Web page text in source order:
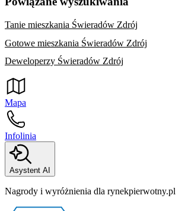
Tanie mieszkania Świeradów Zdrój
Gotowe mieszkania Świeradów Zdrój
Deweloperzy Świeradów Zdrój
Mapa
Infolinia
Asystent AI
Nagrody i wyróżnienia dla rynekpierwotny.pl